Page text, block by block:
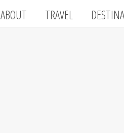
ABOUT TRAVEL